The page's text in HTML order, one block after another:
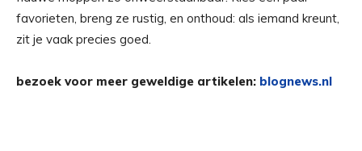
favorieten, breng ze rustig, en onthoud: als iemand kreunt,
zit je vaak precies goed.
bezoek voor meer geweldige artikelen: blognews.nl